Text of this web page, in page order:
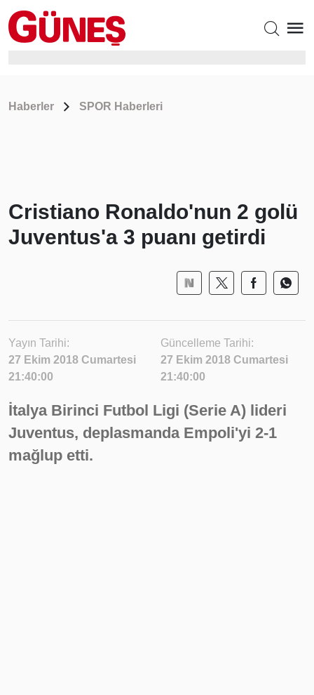
Haberler SPOR Haberleri
Cristiano Ronaldo'nun 2 golü
Juventus'a 3 puanı getirdi
Yayın Tarihi:
27 Ekim 2018 Cumartesi
21:40:00
Güncelleme Tarihi:
27 Ekim 2018 Cumartesi
21:40:00
İtalya Birinci Futbol Ligi (Serie A) lideri
Juventus, deplasmanda Empoli'yi 2-1
mağlup etti.